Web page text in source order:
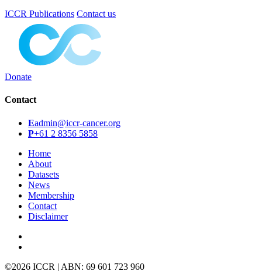
ICCR Publications Contact us
Donate
Contact
Eadmin@iccr-cancer.org
P+61 2 8356 5858
Home
About
Datasets
News
Membership
Contact
Disclaimer
©2026 ICCR | ABN: 69 601 723 960